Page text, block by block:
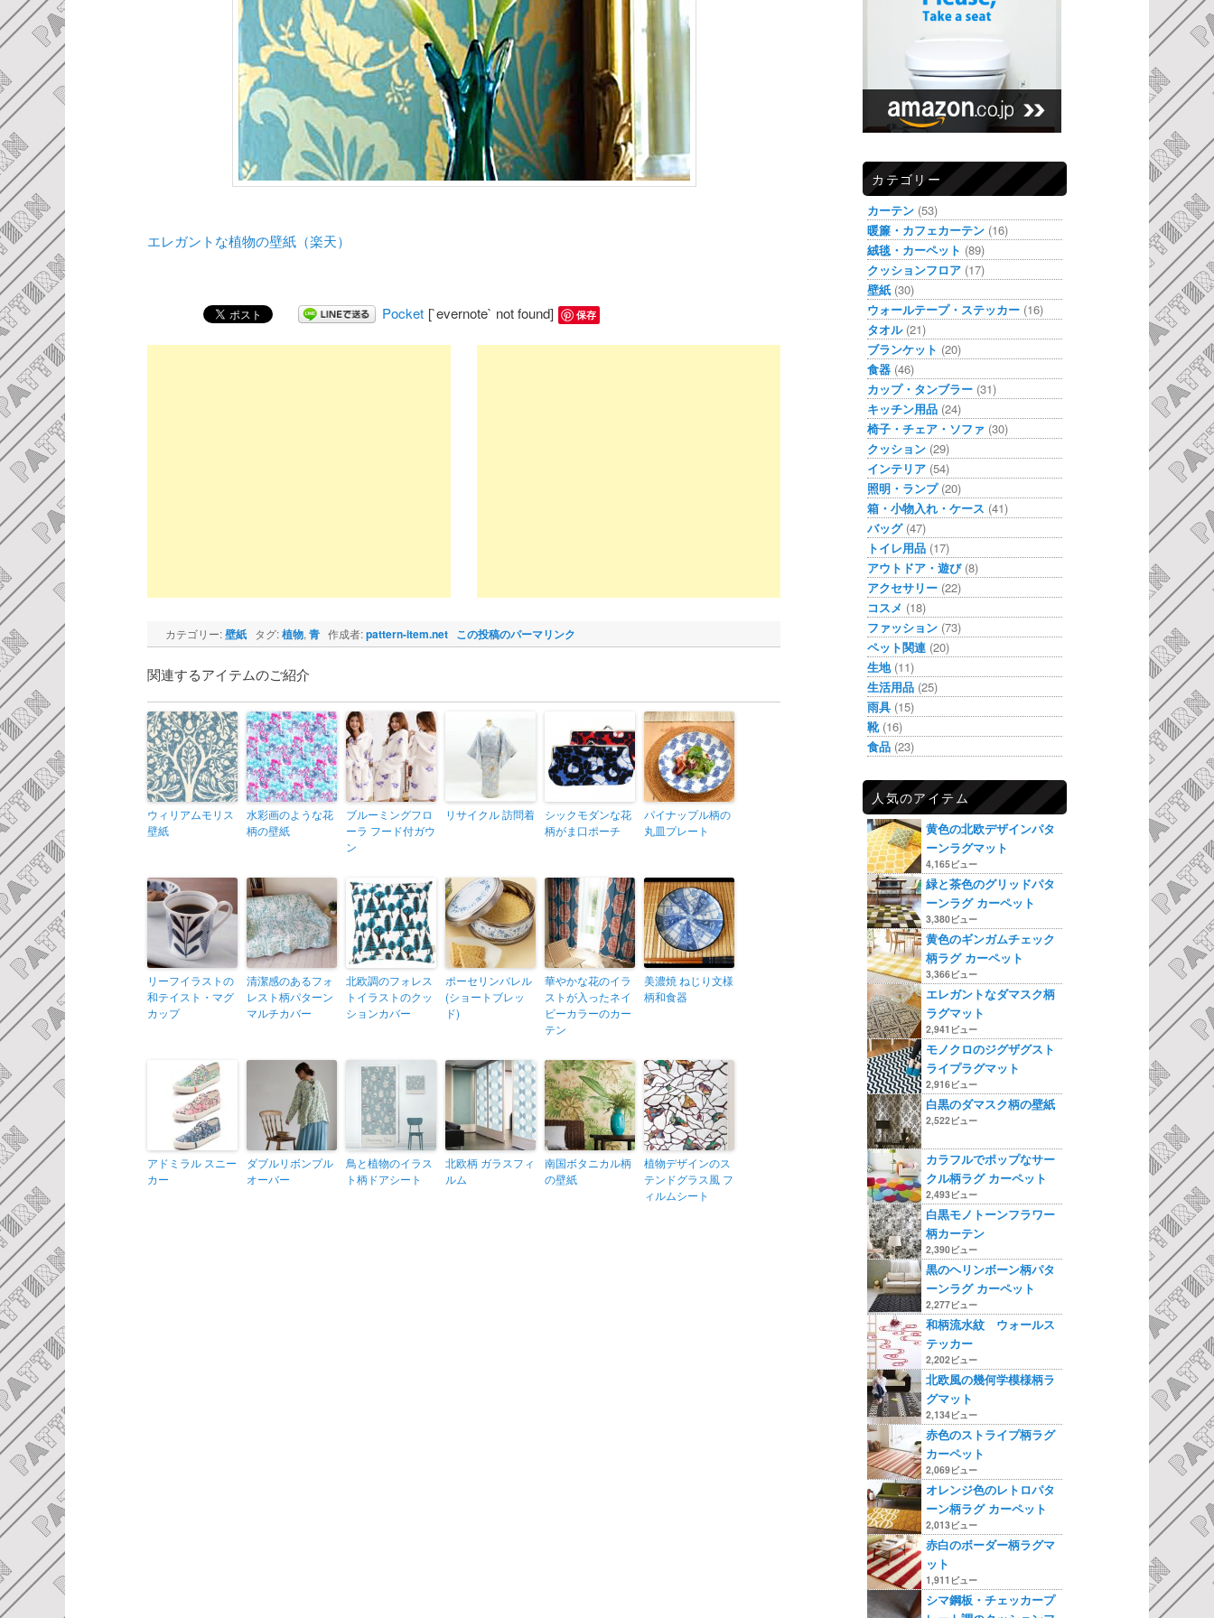
エレガントな植物の壁紙（楽天）
Pocket [`evernote` not found] 保存
カテゴリー:壁紙 タグ:植物,青 作成者:pattern-item.net この投稿のパーマリンク
関連するアイテムのご紹介
ウィリアムモリス
壁紙
水彩画のような花
柄の壁紙
ブルーミングフロ
ーラ フード付ガウ
ン
リサイクル 訪問着
シックモダンな花
柄がま口ポーチ
パイナップル柄の
丸皿プレート
リーフイラストの
和テイスト・マグ
カップ
清潔感のあるフォ
レスト柄パターン
マルチカバー
北欧調のフォレス
トイラストのクッ
ションカバー
ポーセリンバレル
(ショートブレッ
ド)
華やかな花のイラ
ストが入ったネイ
ビーカラーのカー
テン
美濃焼 ねじり文様
柄和食器
アドミラル スニー
カー
ダブルリボンプル
オーバー
鳥と植物のイラス
ト柄ドアシート
北欧柄 ガラスフィ
ルム
南国ボタニカル柄
の壁紙
植物デザインのス
テンドグラス風 フ
ィルムシート
カテゴリー
カーテン (53)
暖簾・カフェカーテン (16)
絨毯・カーペット (89)
クッションフロア (17)
壁紙 (30)
ウォールテープ・ステッカー (16)
タオル(21)
ブランケット (20)
食器 (46)
カップ・タンブラー (31)
キッチン用品 (24)
椅子・チェア・ソファ (30)
クッション (29)
インテリア (54)
照明・ランプ(20)
箱・小物入れ・ケース (41)
バッグ(47)
トイレ用品 (17)
アウトドア・遊び(8)
アクセサリー (22)
コスメ (18)
ファッション (73)
ペット関連 (20)
生地(11)
生活用品 (25)
雨具 (15)
靴(16)
食品 (23)
人気のアイテム
黄色の北欧デザインパタ
ーンラグマット
4,165ビュー
緑と茶色のグリッドパタ
ーンラグ カーペット
3,380ビュー
黄色のギンガムチェック
柄ラグ カーペット
3,366ビュー
エレガントなダマスク柄
ラグマット
2,941ビュー
モノクロのジグザグスト
ライプラグマット
2,916ビュー
白黒のダマスク柄の壁紙
2,522ビュー
カラフルでポップなサー
クル柄ラグ カーペット
2,493ビュー
白黒モノトーンフラワー
柄カーテン
2,390ビュー
黒のヘリンボーン柄パタ
ーンラグ カーペット
2,277ビュー
和柄流水紋 ウォールス
テッカー
2,202ビュー
北欧風の幾何学模様柄ラ
グマット
2,134ビュー
赤色のストライプ柄ラグ
カーペット
2,069ビュー
オレンジ色のレトロパタ
ーン柄ラグ カーペット
2,013ビュー
赤白のボーダー柄ラグマ
ット
1,911ビュー
シマ鋼板・チェッカープ